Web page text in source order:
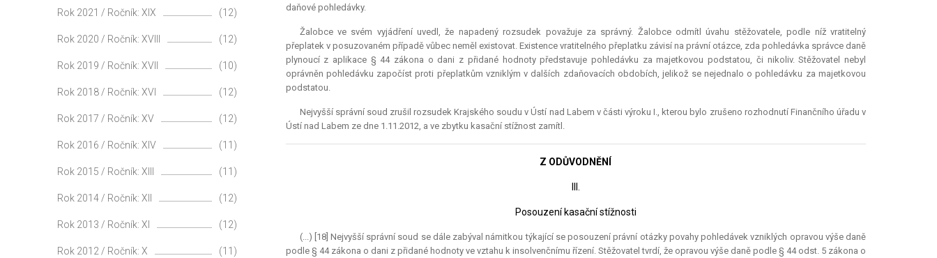
daňové pohledávky.
Žalobce ve svém vyjádření uvedl, že napadený rozsudek považuje za správný. Žalobce odmítl úvahu stěžovatele, podle níž vratitelný
přeplatek v posuzovaném případě vůbec neměl existovat. Existence vratitelného přeplatku závisí na právní otázce, zda pohledávka správce daně
plynoucí z aplikace § 44 zákona o dani z přidané hodnoty představuje pohledávku za majetkovou podstatou, či nikoliv. Stěžovatel nebyl
oprávněn pohledávku započíst proti přeplatkům vzniklým v dalších zdaňovacích obdobích, jelikož se nejednalo o pohledávku za majetkovou
podstatou.
Nejvyšší správní soud zrušil rozsudek Krajského soudu v Ústí nad Labem v části výroku I., kterou bylo zrušeno rozhodnutí Finančního úřadu v
Ústí nad Labem ze dne 1.11.2012, a ve zbytku kasační stížnost zamítl.
Z ODŮVODNĚNÍ
III.
Posouzení kasační stížnosti
(...) [18] Nejvyšší správní soud se dále zabýval námitkou týkající se posouzení právní otázky povahy pohledávek vzniklých opravou výše daně
podle § 44 zákona o dani z přidané hodnoty ve vztahu k insolvenčnímu řízení. Stěžovatel tvrdí, že opravou výše daně podle § 44 odst. 5 zákona o
Rok 2021 / Ročník: XIX (12)
Rok 2020 / Ročník: XVIII (12)
Rok 2019 / Ročník: XVII (10)
Rok 2018 / Ročník: XVI (12)
Rok 2017 / Ročník: XV (12)
Rok 2016 / Ročník: XIV (11)
Rok 2015 / Ročník: XIII (11)
Rok 2014 / Ročník: XII (12)
Rok 2013 / Ročník: XI (12)
Rok 2012 / Ročník: X (11)